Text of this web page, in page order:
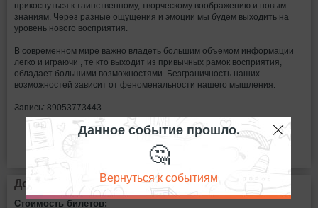
прикоснуться к таинственному, творческому воображению и новым
знаниям. Через разные ощущения и эмоции мы будем выходить на
уровень нового восприятия.
В современном мире важно владеть большим объемом информации
легко и играючи , те кто выходит из привычных рамок восприятия,
обладает большими возможностями. Безграничность наших
возможностей зависит от феноменальности нашего мышления.
Запись: 89053773443
Дополнительная информация
Стоимость билетов:
Данное событие прошло.
🤔
Вернуться к событиям